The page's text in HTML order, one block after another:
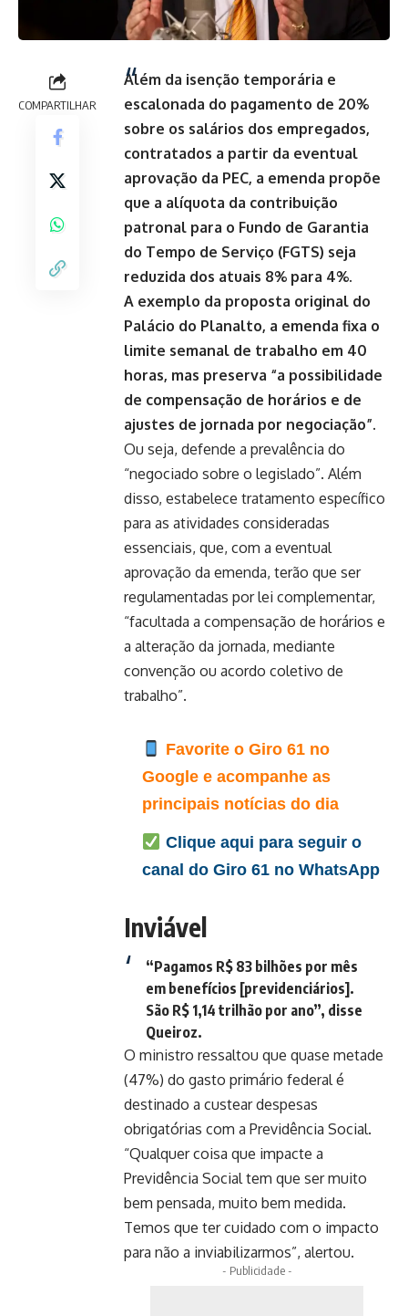
COMPARTILHAR
Além da isenção temporária e
escalonada do pagamento de 20%
sobre os salários dos empregados,
contratados a partir da eventual
aprovação da PEC, a emenda propõe
que a alíquota da contribuição
patronal para o Fundo de Garantia
do Tempo de Serviço (FGTS) seja
reduzida dos atuais 8% para 4%.
A exemplo da proposta original do
Palácio do Planalto, a emenda fixa o
limite semanal de trabalho em 40
horas, mas preserva “a possibilidade
de compensação de horários e de
ajustes de jornada por negociação”.
Ou seja, defende a prevalência do
“negociado sobre o legislado”. Além
disso, estabelece tratamento específico
para as atividades consideradas
essenciais, que, com a eventual
aprovação da emenda, terão que ser
regulamentadas por lei complementar,
“facultada a compensação de horários e
a alteração da jornada, mediante
convenção ou acordo coletivo de
trabalho”.
Favorite o Giro 61 no
Google e acompanhe as
principais notícias do dia
Clique aqui para seguir o
canal do Giro 61 no WhatsApp
Inviável
“Pagamos R$ 83 bilhões por mês
em benefícios [previdenciários].
São R$ 1,14 trilhão por ano”, disse
Queiroz.
O ministro ressaltou que quase metade
(47%) do gasto primário federal é
destinado a custear despesas
obrigatórias com a Previdência Social.
“Qualquer coisa que impacte a
Previdência Social tem que ser muito
bem pensada, muito bem medida.
Temos que ter cuidado com o impacto
para não a inviabilizarmos”, alertou.
- Publicidade -